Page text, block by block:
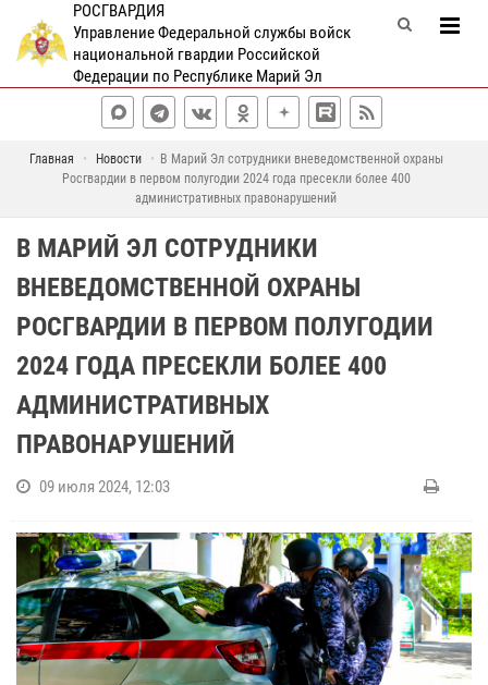
РОСГВАРДИЯ
Управление Федеральной службы войск
национальной гвардии Российской
Федерации по Республике Марий Эл
Главная Новости
В Марий Эл сотрудники вневедомственной охраны
Росгвардии в первом полугодии 2024 года пресекли более 400
административных правонарушений
В МАРИЙ ЭЛ СОТРУДНИКИ
ВНЕВЕДОМСТВЕННОЙ ОХРАНЫ
РОСГВАРДИИ В ПЕРВОМ ПОЛУГОДИИ
2024 ГОДА ПРЕСЕКЛИ БОЛЕЕ 400
АДМИНИСТРАТИВНЫХ
ПРАВОНАРУШЕНИЙ
09 июля 2024, 12:03